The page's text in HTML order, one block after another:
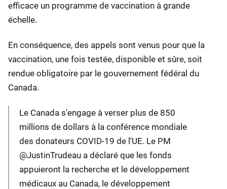
efficace un programme de vaccination à grande
échelle.
En conséquence, des appels sont venus pour que la
vaccination, une fois testée, disponible et sûre, soit
rendue obligatoire par le gouvernement fédéral du
Canada.
Le Canada s'engage à verser plus de 850
millions de dollars à la conférence mondiale
des donateurs COVID-19 de l'UE. Le PM
@JustinTrudeau a déclaré que les fonds
appuieront la recherche et le développement
médicaux au Canada, le développement